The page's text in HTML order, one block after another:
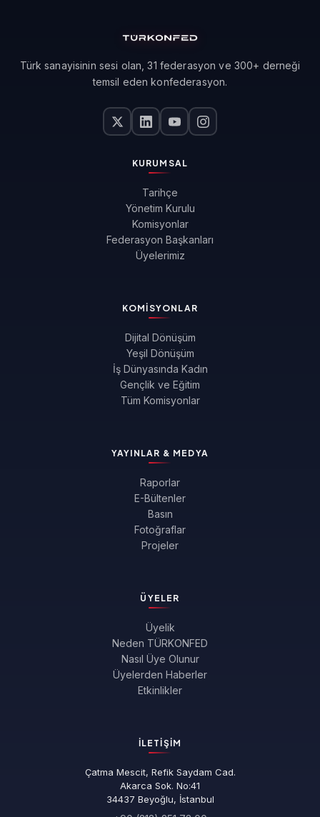
Türk sanayisinin sesi olan, 31 federasyon ve 300+ derneği
temsil eden konfederasyon.
KURUMSAL
Tarihçe
Yönetim Kurulu
Komisyonlar
Federasyon Başkanları
Üyelerimiz
KOMISYONLAR
Dijital Dönüşüm
Yeşil Dönüşüm
İş Dünyasında Kadın
Gençlik ve Eğitim
Tüm Komisyonlar
YAYINLAR & MEDYA
Raporlar
E-Bültenler
Basın
Fotoğraflar
Projeler
ÜYELER
Üyelik
Neden TÜRKONFED
Nasıl Üye Olunur
Üyelerden Haberler
Etkinlikler
İLETIŞIM
Çatma Mescit, Refik Saydam Cad.
Akarca Sok. No:41
34437 Beyoğlu, İstanbul